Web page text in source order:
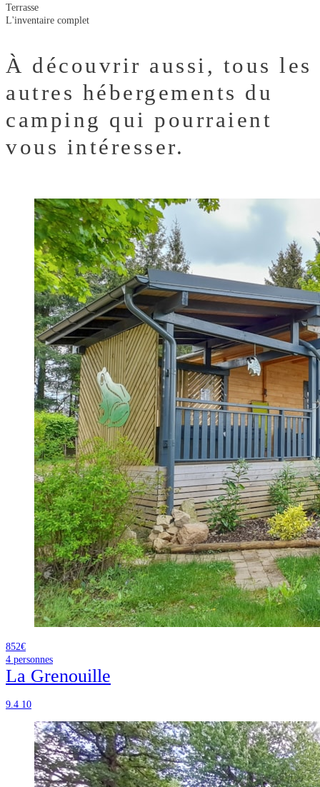
Terrasse
L'inventaire complet
À découvrir aussi, tous les
autres hébergements du
camping qui pourraient
vous intéresser.
852€
4 personnes
La Grenouille
9.4 10